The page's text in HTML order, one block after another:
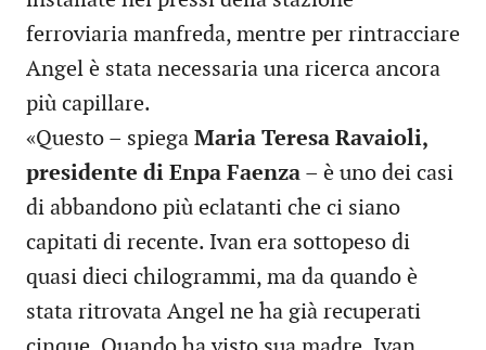
ferroviaria manfreda, mentre per rintracciare
Angel è stata necessaria una ricerca ancora
più capillare.
«Questo – spiega Maria Teresa Ravaioli,
presidente di Enpa Faenza – è uno dei casi
di abbandono più eclatanti che ci siano
capitati di recente. Ivan era sottopeso di
quasi dieci chilogrammi, ma da quando è
stata ritrovata Angel ne ha già recuperati